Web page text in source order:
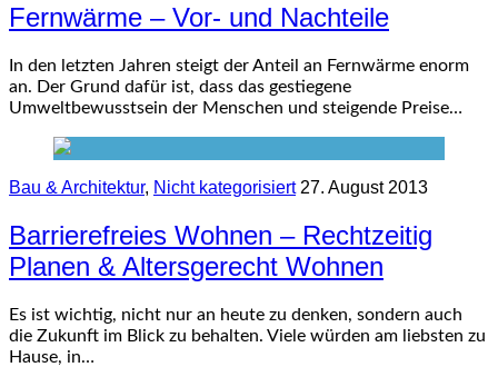
Fernwärme – Vor- und Nachteile
In den letzten Jahren steigt der Anteil an Fernwärme enorm
an. Der Grund dafür ist, dass das gestiegene
Umweltbewusstsein der Menschen und steigende Preise…
Bau & Architektur, Nicht kategorisiert 27. August 2013
Barrierefreies Wohnen – Rechtzeitig
Planen & Altersgerecht Wohnen
Es ist wichtig, nicht nur an heute zu denken, sondern auch
die Zukunft im Blick zu behalten. Viele würden am liebsten zu
Hause, in…